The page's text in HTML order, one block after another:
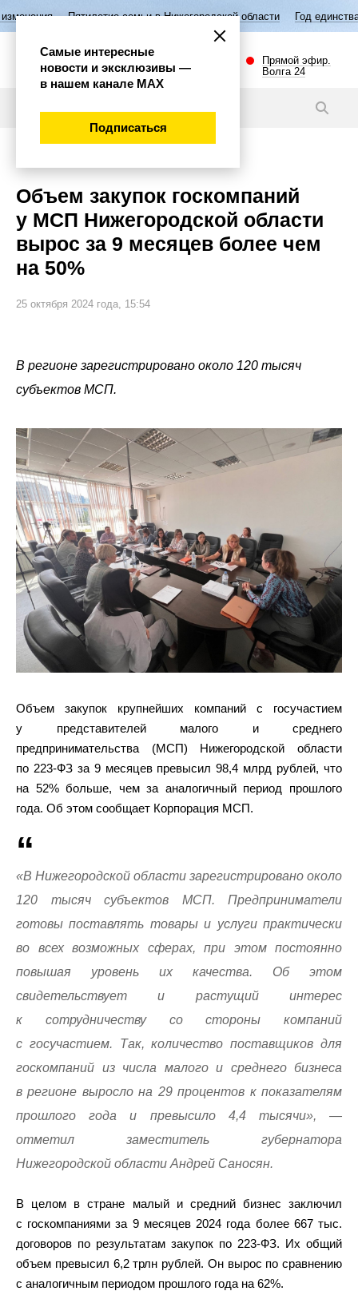
семьи в Нижегородской области Год единства народов России
Прямой эфир.
Волга 24
Объем закупок госкомпаний
у МСП Нижегородской области
вырос за 9 месяцев более чем
на 50%
25 октября 2024 года, 15:54
В регионе зарегистрировано около 120 тысяч
субъектов МСП.
Объем закупок крупнейших компаний с госучастием
у представителей малого и среднего
предпринимательства (МСП) Нижегородской области
по 223-ФЗ за 9 месяцев превысил 98,4 млрд рублей, что
на 52% больше, чем за аналогичный период прошлого
года. Об этом сообщает Корпорация МСП.
«В Нижегородской области зарегистрировано около
120 тысяч субъектов МСП. Предприниматели
готовы поставлять товары и услуги практически
во всех возможных сферах, при этом постоянно
повышая уровень их качества. Об этом
свидетельствует и растущий интерес
к сотрудничеству со стороны компаний
с госучастием. Так, количество поставщиков для
госкомпаний из числа малого и среднего бизнеса
в регионе выросло на 29 процентов к показателям
прошлого года и превысило 4,4 тысячи», —
отметил заместитель губернатора
Нижегородской области Андрей Саносян.
В целом в стране малый и средний бизнес заключил
с госкомпаниями за 9 месяцев 2024 года более 667 тыс.
договоров по результатам закупок по 223-ФЗ. Их общий
объем превысил 6,2 трлн рублей. Он вырос по сравнению
с аналогичным периодом прошлого года на 62%.
Самые интересные
новости и эксклюзивы —
в нашем канале МАХ
Подписаться